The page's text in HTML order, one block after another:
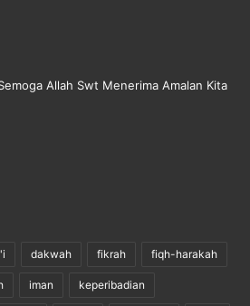
Allah Swt Menerima Amalan Kita
dakwah fikrah fiqh-harakah
iman keperibadian